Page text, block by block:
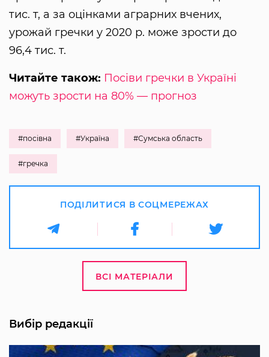
тис. т, а за оцінками аграрних вчених,
урожай гречки у 2020 р. може зрости до
96,4 тис. т.
Читайте також: Посіви гречки в Україні
можуть зрости на 80% — прогноз
#посівна #Україна #Сумська область
#гречка
ПОДІЛИТИСЯ В СОЦМЕРЕЖАХ
ВСІ МАТЕРІАЛИ
Вибір редакції